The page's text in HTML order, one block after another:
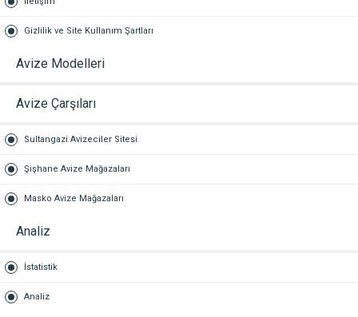
Gizlilik ve Site Kullanım Şartları
Avize Modelleri
Avize Çarşıları
Sultangazi Avizeciler Sitesi
Şişhane Avize Mağazaları
Masko Avize Mağazaları
Analiz
İstatistik
Analiz